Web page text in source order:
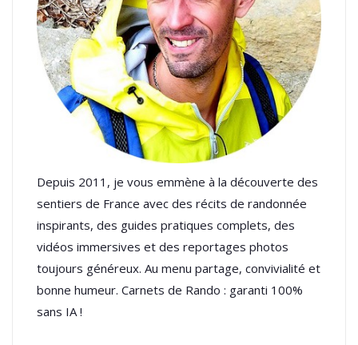
Depuis 2011, je vous emmène à la découverte des
sentiers de France avec des récits de randonnée
inspirants, des guides pratiques complets, des
vidéos immersives et des reportages photos
toujours généreux. Au menu partage, convivialité et
bonne humeur. Carnets de Rando : garanti 100%
sans IA !